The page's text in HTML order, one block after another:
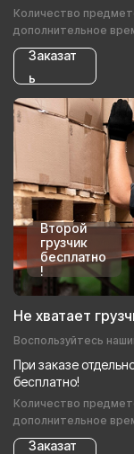
Количество
дополнительное
Заказат
ь
Второй
грузчик
бесплатно
!
Не хватает
Воспользуйтесь
При заказе
бесплатно!
Количество
дополнительное
Заказат